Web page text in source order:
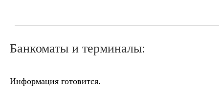
Банкоматы и терминалы:
Информация готовится.